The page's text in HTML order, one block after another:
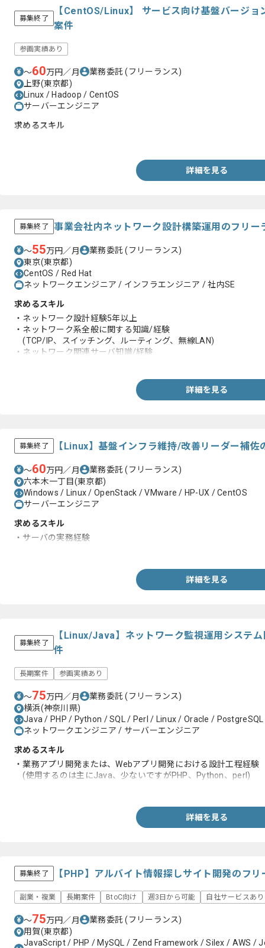
募集終了
【CentOS/Linux】 サービス向け基盤バージョ
案件
参画実績あり
〜60万円／月 業務委託(フリーランス)
上野(東京都)
Linux / Hadoop / CentOS
サーバーエンジニア
求めるスキル
詳細を見る
募集終了 事業会社内ネットワーク設計構築運用のフリー
〜55万円／月 業務委託(フリーランス)
東京(東京都)
CentOS / Red Hat
ネットワークエンジニア / インフラエンジニア / 社内SE
求めるスキル
・ネットワーク設計経験5年以上
・ネットワーク系全般に関する知識/経験
(TCP/IP、スイッチング、ルーティング、無線LAN)
・ネットワーク関連サーバ知識/経験
詳細を見る
募集終了 【Linux】基盤インフラ維持/改善リーダー補
〜60万円／月 業務委託(フリーランス)
六本木一丁目(東京都)
Windows / Linux / OpenStack / VMware / HP-UX / CentOS
サーバーエンジニア
求めるスキル
・サーバの実務経験
詳細を見る
募集終了
【Linux/Java】ネットワーク監視運用システ
件
長期案件 参画実績あり
〜75万円／月 業務委託(フリーランス)
横浜(神奈川県)
Java / PHP / Python / SQL / Perl / Linux / Oracle /
ネットワークエンジニア / サーバーエンジニア
求めるスキル
・業務アプリ開発または、Webアプリ開発における設計工程経験
(使用するのは主にJava、少ないですがPHP、Python、perl)
詳細を見る
募集終了 【PHP】アルバイト情報探しサイト開発のフ
副業・複業 長期案件 BtoC向け 週3日から可能 自社サービスあり
〜75万円／月 業務委託(フリーランス)
用賀(東京都)
JavaScript / PHP / MySQL / Zend Framework / Silex / AWS /